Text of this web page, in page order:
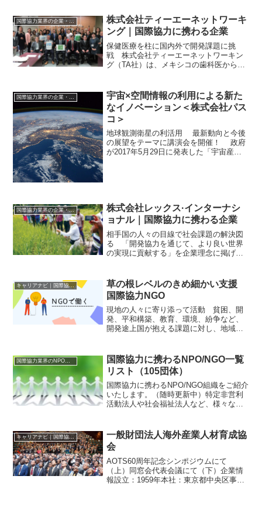
国際協力業界の企業・団体情報
株式会社ティーエーネットワーキ
ング｜国際協力に携わる企業
保健医療を柱に国内外で開発課題に挑
戦 株式会社ティーエーネットワーキン
グ（TA社）は、メキシコの歯科医から転
茂樹氏が2000年に創設した。 個人で政
府開発援助（ODA）...
宇宙×空間情報の利用による新た
なイノベーション＜株式会社パス
コ＞
地球観測衛星の利活用 最新動向と今後
の展望をテーマに講演会を開催！ 政府
が2017年5月29日に発表した「宇宙産業
国際協力業界の企業・団体情報
株式会社レックス·インターナシ
ョナル｜国際協力に携わる企業
相手国の人々の目線で社会課題の解決図
る 「開発協力を通じて、より良い世界
の実現に貢献する」を企業理念に掲げる
件を中心に実績を積み重ねてきた。 レ
ックス（RECS）は「地...
草の根レベルのきめ細かい支援
国際協力NGO
現地の人々に寄り添って活動 貧困、開
発、平和構築、教育、環境、紛争など、
開発途上国が抱える課題に対し、地域に
とされ、世界各地で活動している。その
強みは、政府開発援...
国際協力業界のNPO／NGOリスト
国際協力に携わるNPO/NGO一覧
リスト（105団体）
国際協力に携わるNPO/NGO組織をご紹介
いたします。（随時更新中）特定非営利
活動法人や社会福祉法人など、様々な組
ています。自分がどの分野で活動したい
か迷っている方へ、...
キャリアナビ｜国際協力に携わる企業・団体の情報
一般財団法人海外産業人材育成協
会
AOTS60周年記念シンポジウムにて
（上）同窓会代表会議にて（下）企業情
報設立：1959年本社：東京都中央区事業